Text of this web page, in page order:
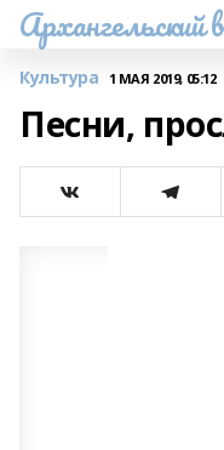
Архангельский
Культура 1 МАЯ 2019, 05:12
Песни,